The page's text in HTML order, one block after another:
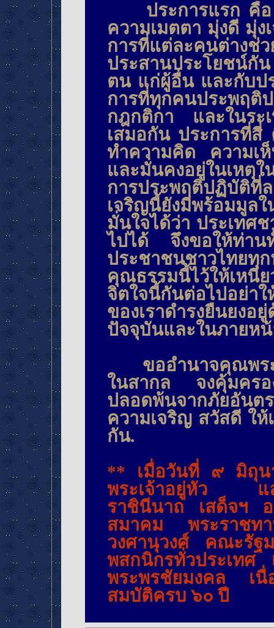
ประการแรก คือ
ความเมตตา มุ่งดี มุ่
การที่แต่ละคนต่างช่ว
ประสานประโยชน์กั
ตน แก่ผู้อื่น และกับป
การที่ทุกคนประพฤติ
กฎกติกา และในระ
เสมอกัน ประการที่สี่
ทำความคิด ความเ
และมั่นคงอยู่ในเหตุ
การประพฤติปฏิบัติ
เจริญนี้ยังมีพร้อมมู
มั่นใจได้ว่า ประเทศ
ไปได้ จึงขอให้ท่าน
ประชาชนชาวไทยทุ
คุณธรรมนี้ไว้ให้เหนี
จิตใจนี้กันต่อไปอย่าใ
ของเราดำรงยืนยงอ
ปัจจุบันและในภายห
ขออำนาจคุณพระ
ในสากล จงคุ้มครอ
ปลอดพ้นจากภัยอันต
ความเจริญ สวัสดี ใ
กัน.
** เมื่อวันที่ ๙ มิถุน
พระเจ้าอยู่หัว และ
ราชินีนาถ เสด็จฯ
สมาคม พระราชทา
วงศานุวงศ์ คณะรัฐ
พสกนิกรทั่วประเทศ
พระพรชัยมงคล เนื่อ
สมบัติครบ ๖๐ ปี